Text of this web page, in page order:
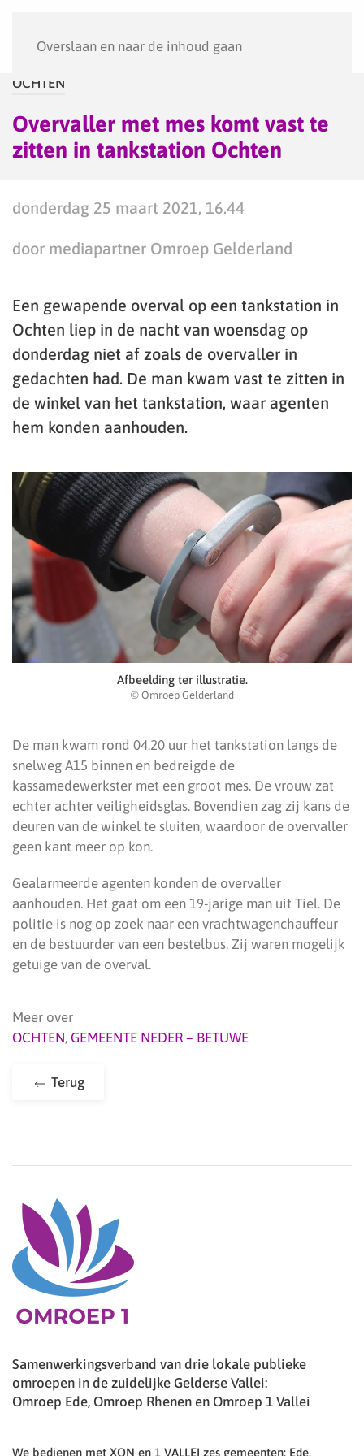
Overslaan en naar de inhoud gaan
OCHTEN
Overvaller met mes komt vast te
zitten in tankstation Ochten
donderdag 25 maart 2021, 16.44
door mediapartner Omroep Gelderland
Een gewapende overval op een tankstation in
Ochten liep in de nacht van woensdag op
donderdag niet af zoals de overvaller in
gedachten had. De man kwam vast te zitten in
de winkel van het tankstation, waar agenten
hem konden aanhouden.
Afbeelding ter illustratie.
© Omroep Gelderland
De man kwam rond 04.20 uur het tankstation langs de
snelweg A15 binnen en bedreigde de
kassamedewerkster met een groot mes. De vrouw zat
echter achter veiligheidsglas. Bovendien zag zij kans de
deuren van de winkel te sluiten, waardoor de overvaller
geen kant meer op kon.
Gealarmeerde agenten konden de overvaller
aanhouden. Het gaat om een 19-jarige man uit Tiel. De
politie is nog op zoek naar een vrachtwagenchauffeur
en de bestuurder van een bestelbus. Zij waren mogelijk
getuige van de overval.
Meer over
OCHTEN, GEMEENTE NEDER – BETUWE
Terug
Samenwerkingsverband van drie lokale publieke
omroepen in de zuidelijke Gelderse Vallei:
Omroep Ede, Omroep Rhenen en Omroep 1 Vallei
We bedienen met XON en 1 VALLEI zes gemeenten: Ede,